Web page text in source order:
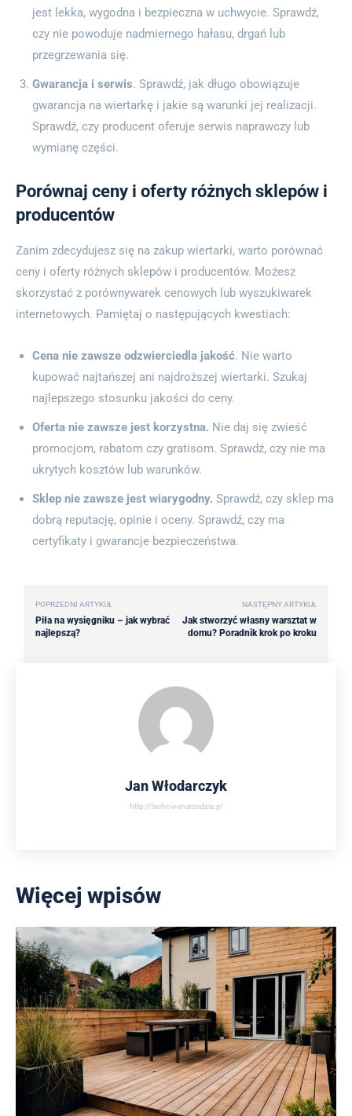
jest lekka, wygodna i bezpieczna w uchwycie. Sprawdź,
czy nie powoduje nadmiernego hałasu, drgań lub
przegrzewania się.
Gwarancja i serwis. Sprawdź, jak długo obowiązuje
gwarancja na wiertarkę i jakie są warunki jej realizacji.
Sprawdź, czy producent oferuje serwis naprawczy lub
wymianę części.
Porównaj ceny i oferty różnych sklepów i
producentów
Zanim zdecydujesz się na zakup wiertarki, warto porównać
ceny i oferty różnych sklepów i producentów. Możesz
skorzystać z porównywarek cenowych lub wyszukiwarek
internetowych. Pamiętaj o następujących kwestiach:
Cena nie zawsze odzwierciedla jakość. Nie warto
kupować najtańszej ani najdroższej wiertarki. Szukaj
najlepszego stosunku jakości do ceny.
Oferta nie zawsze jest korzystna. Nie daj się zwieść
promocjom, rabatom czy gratisom. Sprawdź, czy nie ma
ukrytych kosztów lub warunków.
Sklep nie zawsze jest wiarygodny. Sprawdź, czy sklep ma
dobrą reputację, opinie i oceny. Sprawdź, czy ma
certyfikaty i gwarancje bezpieczeństwa.
POPRZEDNI ARTYKUŁ
Piła na wysięgniku – jak wybrać
najlepszą?
NASTĘPNY ARTYKUŁ
Jak stworzyć własny warsztat w
domu? Poradnik krok po kroku
Jan Włodarczyk
http://fachowenarzedzia.pl
Więcej wpisów